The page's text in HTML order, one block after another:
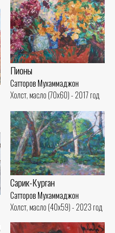
Пионы
Сатторов Мухаммаджон
Холст, масло (70x60) - 2017 год
Сарик-Курган
Сатторов Мухаммаджон
Холст, масло (40x59) - 2023 год